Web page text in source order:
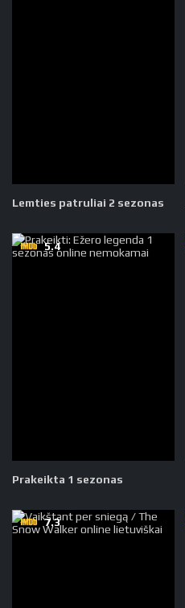
Lemties patruliai 2 sezonas
Prakeikta 1 sezonas
5.4
7.3